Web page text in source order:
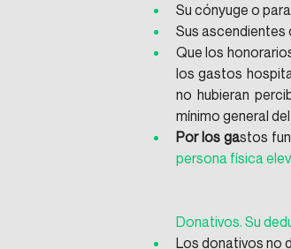
Su cónyuge o
Sus ascendientes
Que los
los gastos
no hubieran
mínimo general
Por los gastos
persona física
Donativos. Su
Los donativos no